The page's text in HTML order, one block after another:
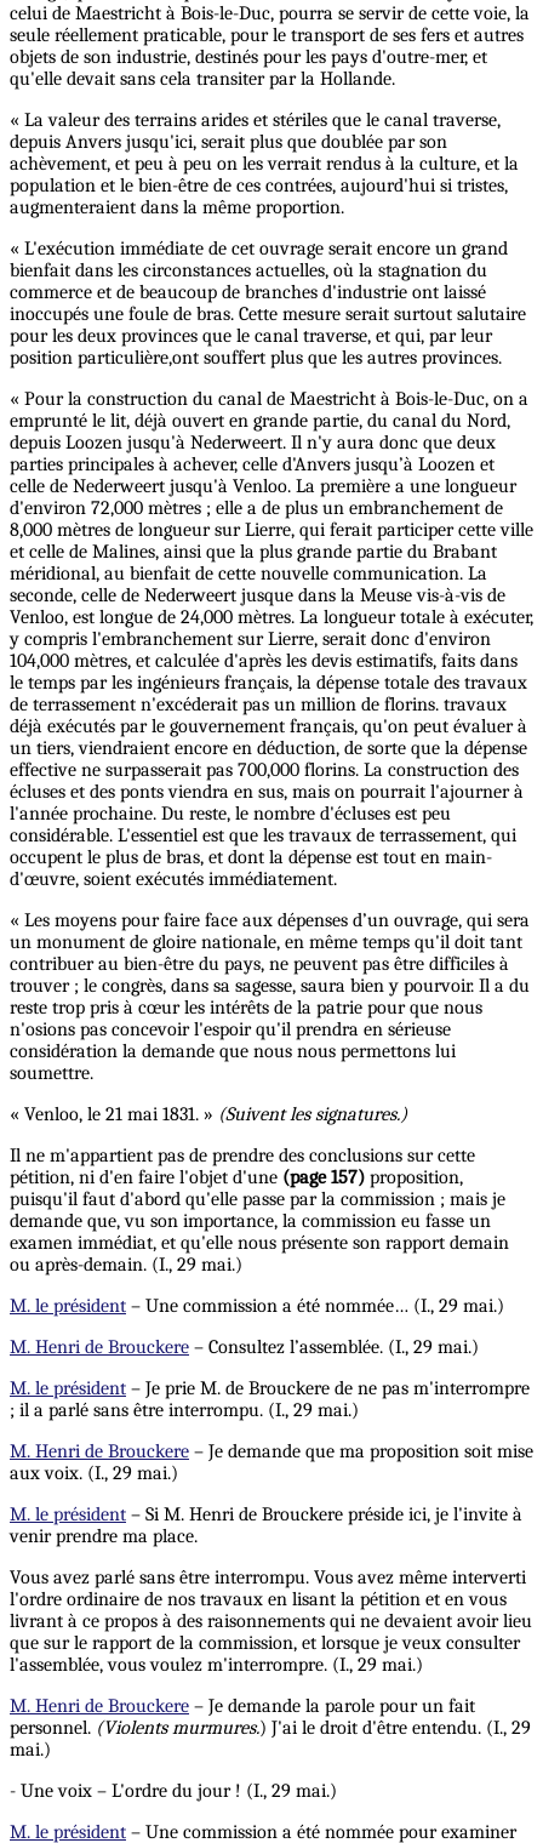
celui de Maestricht à Bois-le-Duc, pourra se servir de cette voie, la
seule réellement praticable, pour le transport de ses fers et autres
objets de son industrie, destinés pour les pays d'outre-mer, et
qu'elle devait sans cela transiter par la Hollande.
« La valeur des terrains arides et stériles que le canal traverse,
depuis Anvers jusqu'ici, serait plus que doublée par son
achèvement, et peu à peu on les verrait rendus à la culture, et la
population et le bien-être de ces contrées, aujourd'hui si tristes,
augmenteraient dans la même proportion.
« L'exécution immédiate de cet ouvrage serait encore un grand
bienfait dans les circonstances actuelles, où la stagnation du
commerce et de beaucoup de branches d'industrie ont laissé
inoccupés une foule de bras. Cette mesure serait surtout salutaire
pour les deux provinces que le canal traverse, et qui, par leur
position particulière,ont souffert plus que les autres provinces.
« Pour la construction du canal de Maestricht à Bois-le-Duc, on a
emprunté le lit, déjà ouvert en grande partie, du canal du Nord,
depuis Loozen jusqu'à Nederweert. Il n'y aura donc que deux
parties principales à achever, celle d'Anvers jusqu’à Loozen et
celle de Nederweert jusqu'à Venloo. La première a une longueur
d'environ 72,000 mètres ; elle a de plus un embranchement de
8,000 mètres de longueur sur Lierre, qui ferait participer cette ville
et celle de Malines, ainsi que la plus grande partie du Brabant
méridional, au bienfait de cette nouvelle communication. La
seconde, celle de Nederweert jusque dans la Meuse vis-à-vis de
Venloo, est longue de 24,000 mètres. La longueur totale à exécuter,
y compris l'embranchement sur Lierre, serait donc d'environ
104,000 mètres, et calculée d'après les devis estimatifs, faits dans
le temps par les ingénieurs français, la dépense totale des travaux
de terrassement n'excéderait pas un million de florins. travaux
déjà exécutés par le gouvernement français, qu'on peut évaluer à
un tiers, viendraient encore en déduction, de sorte que la dépense
effective ne surpasserait pas 700,000 florins. La construction des
écluses et des ponts viendra en sus, mais on pourrait l'ajourner à
l'année prochaine. Du reste, le nombre d'écluses est peu
considérable. L'essentiel est que les travaux de terrassement, qui
occupent le plus de bras, et dont la dépense est tout en main-
d'œuvre, soient exécutés immédiatement.
« Les moyens pour faire face aux dépenses d’un ouvrage, qui sera
un monument de gloire nationale, en même temps qu'il doit tant
contribuer au bien-être du pays, ne peuvent pas être difficiles à
trouver ; le congrès, dans sa sagesse, saura bien y pourvoir. Il a du
reste trop pris à cœur les intérêts de la patrie pour que nous
n'osions pas concevoir l'espoir qu'il prendra en sérieuse
considération la demande que nous nous permettons lui
soumettre.
« Venloo, le 21 mai 1831. » (Suivent les signatures.)
Il ne m'appartient pas de prendre des conclusions sur cette
pétition, ni d'en faire l'objet d'une (page 157) proposition,
puisqu'il faut d'abord qu'elle passe par la commission ; mais je
demande que, vu son importance, la commission eu fasse un
examen immédiat, et qu'elle nous présente son rapport demain
ou après-demain. (I., 29 mai.)
M. le président – Une commission a été nommée… (I., 29 mai.)
M. Henri de Brouckere – Consultez l’assemblée. (I., 29 mai.)
M. le président – Je prie M. de Brouckere de ne pas m'interrompre
; il a parlé sans être interrompu. (I., 29 mai.)
M. Henri de Brouckere – Je demande que ma proposition soit mise
aux voix. (I., 29 mai.)
M. le président – Si M. Henri de Brouckere préside ici, je l'invite à
venir prendre ma place.
Vous avez parlé sans être interrompu. Vous avez même interverti
l'ordre ordinaire de nos travaux en lisant la pétition et en vous
livrant à ce propos à des raisonnements qui ne devaient avoir lieu
que sur le rapport de la commission, et lorsque je veux consulter
l'assemblée, vous voulez m'interrompre. (I., 29 mai.)
M. Henri de Brouckere – Je demande la parole pour un fait
personnel. (Violents murmures.) J'ai le droit d'être entendu. (I., 29
mai.)
- Une voix – L'ordre du jour ! (I., 29 mai.)
M. le président – Une commission a été nommée pour examiner